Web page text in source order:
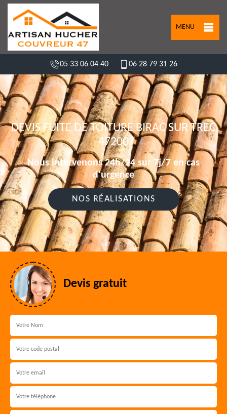
MENU
05 33 06 04 40 06 28 79 31 26
DEVIS FUITE DE TOITURE BIRAC SUR TREC
47200
Nous intervenons 24h/24 sur 7j/7 en cas
d'urgence
NOS RÉALISATIONS
Devis gratuit